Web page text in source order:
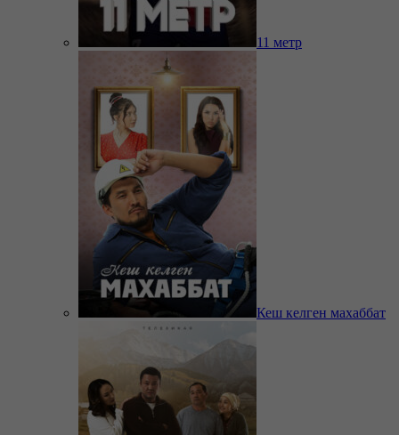
11 метр
Кеш келген махаббат